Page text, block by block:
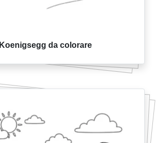
Koenigsegg da colorare